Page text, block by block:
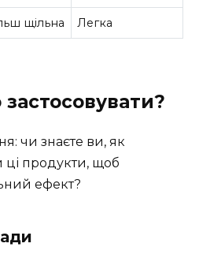
щільна Легка
чи знаєте ви, як
продукти, щоб
ефект?